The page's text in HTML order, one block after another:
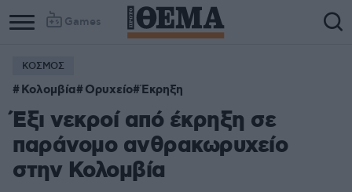
Games
ΚΟΣΜΟΣ
Κολομβία Ορυχείο Έκρηξη
Έξι νεκροί από έκρηξη σε
παράνομο ανθρακωρυχείο
στην Κολομβία